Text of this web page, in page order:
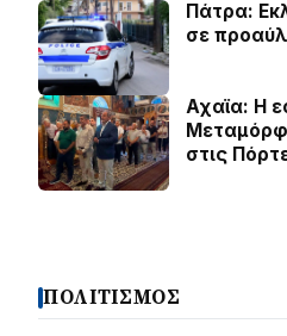
Πάτρα:
σε
Αχαϊα: Η
στις
ΠΟΛΙΤΙΣΜΟΣ